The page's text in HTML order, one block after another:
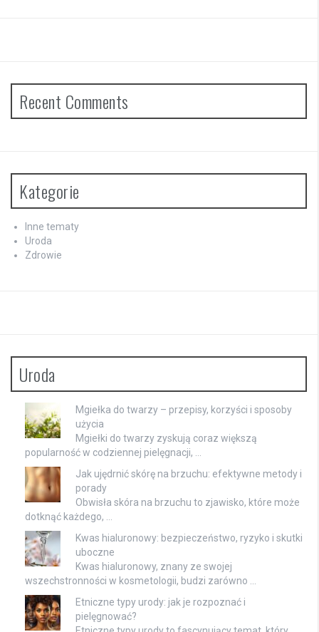
Recent Comments
Kategorie
Inne tematy
Uroda
Zdrowie
Uroda
Mgiełka do twarzy – przepisy, korzyści i sposoby
użycia
Mgiełki do twarzy zyskują coraz większą
popularność w codziennej pielęgnacji, …
Jak ujędrnić skórę na brzuchu: efektywne metody i
porady
Obwisła skóra na brzuchu to zjawisko, które może
dotknąć każdego, …
Kwas hialuronowy: bezpieczeństwo, ryzyko i skutki
uboczne
Kwas hialuronowy, znany ze swojej
wszechstronności w kosmetologii, budzi zarówno …
Etniczne typy urody: jak je rozpoznać i
pielęgnować?